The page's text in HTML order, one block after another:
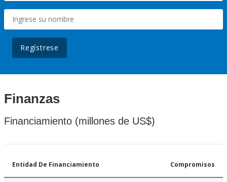
Regístrese
Finanzas
Financiamiento (millones de US$)
Entidad De Financiamiento Compromisos